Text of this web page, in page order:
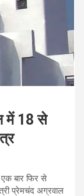
में 18 से
बार फिर से
प्रेमचंद अग्रवाल